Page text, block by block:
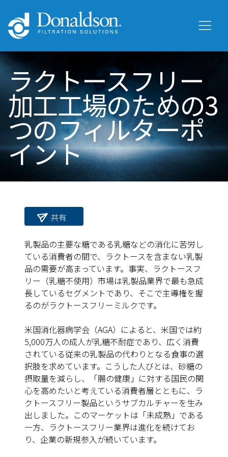
ラクトースフリー
加工工場のための3
つのフィルターポ
イント
共有
乳製品の主要な糖である乳糖などの消化に苦労し
ている消費者の間で、ラクトースを含まない乳製
品の需要が高まっています。事実、ラクトースフ
リー（乳糖不使用）市場は乳製品業界で最も急成
長しているセグメントであり、そこで主導権を握
るのがラクトースフリーミルクです。
米国消化器病学会（AGA）によると、米国では約
5,000万人の成人が乳糖不耐症であり、広く消費
されている従来の乳製品の代わりとなる食事の選
択肢を求めています。こうした人びとは、砂糖の
摂取量を減らし、「腸の健康」に対する国民の関
心を高めたいと考えている消費者層とともに、ラ
クトースフリー製品というサブカルチャーを生み
出しました。このマーケットは「未成熟」である
一方、ラクトースフリー業界は進化を続けてお
り、企業の新規参入が続いています。